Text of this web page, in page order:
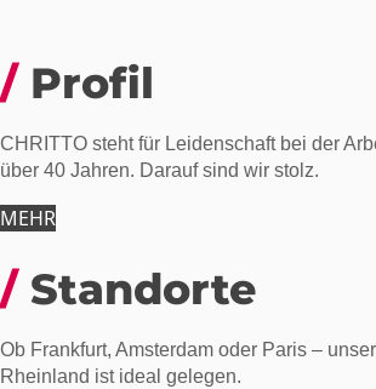
Profil
CHRITTO steht für Leidenschaft bei der
über 40 Jahren. Darauf sind wir stolz.
MEHR
Standorte
Ob Frankfurt, Amsterdam oder Paris –
Rheinland ist ideal gelegen.